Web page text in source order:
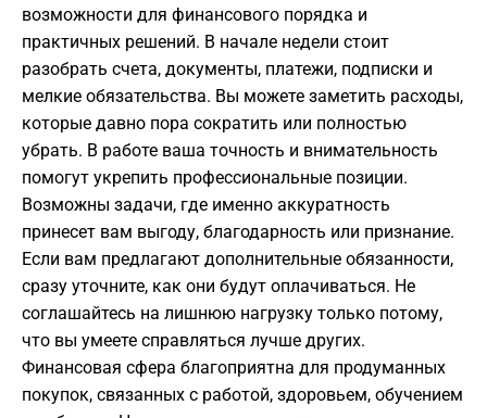
возможности для финансового порядка и
практичных решений. В начале недели стоит
разобрать счета, документы, платежи, подписки и
мелкие обязательства. Вы можете заметить расходы,
которые давно пора сократить или полностью
убрать. В работе ваша точность и внимательность
помогут укрепить профессиональные позиции.
Возможны задачи, где именно аккуратность
принесет вам выгоду, благодарность или признание.
Если вам предлагают дополнительные обязанности,
сразу уточните, как они будут оплачиваться. Не
соглашайтесь на лишнюю нагрузку только потому,
что вы умеете справляться лучше других.
Финансовая сфера благоприятна для продуманных
покупок, связанных с работой, здоровьем, обучением